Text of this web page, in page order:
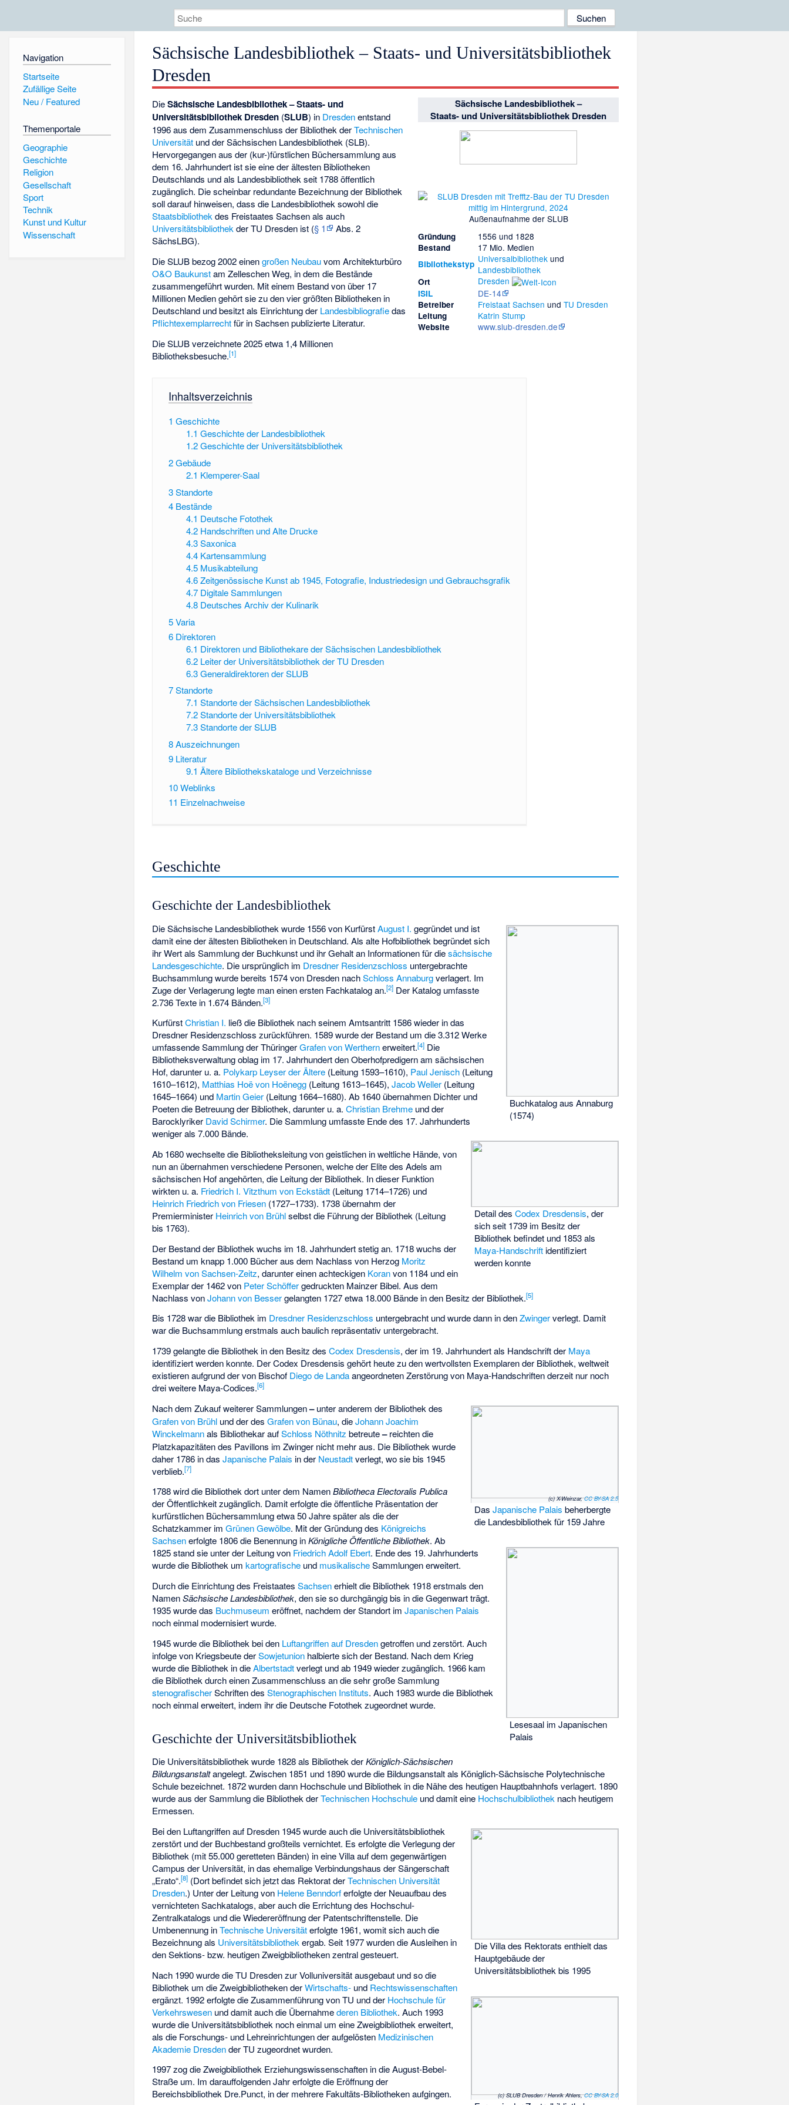
Navigation
Startseite
Zufällige Seite
Neu / Featured
Themenportale
Geographie
Geschichte
Religion
Gesellschaft
Sport
Technik
Kunst und Kultur
Wissenschaft
Sächsische Landesbibliothek – Staats- und Universitätsbibliothek
Dresden
Sächsische Landesbibliothek –
Staats- und Universitätsbibliothek Dresden
Außenaufnahme der SLUB
Gründung 1556 und 1828
Bestand 17 Mio. Medien
Bibliothekstyp Universalbibliothek und
Landesbibliothek
Ort Dresden
ISIL DE-14
Betreiber Freistaat Sachsen undTU Dresden
Leitung Katrin Stump
Website www.slub-dresden.de
DieSächsische Landesbibliothek – Staats- und
Universitätsbibliothek Dresden (SLUB) in Dresdenentstand
1996 aus dem Zusammenschluss der Bibliothek derTechnischen
Universität und der Sächsischen Landesbibliothek (SLB).
Hervorgegangen aus der (kur-)fürstlichen Büchersammlung aus
dem 16. Jahrhundert ist sie eine der ältesten Bibliotheken
Deutschlands und als Landesbibliothek seit 1788 öffentlich
zugänglich. Die scheinbar redundante Bezeichnung der Bibliothek
soll darauf hinweisen, dass die Landesbibliothek sowohl die
Staatsbibliothekdes Freistaates Sachsen als auch
Universitätsbibliothekder TU Dresden ist (§ 1
Abs. 2
SächsLBG).
Die SLUB bezog 2002 einengroßen Neubauvom Architekturbüro
O&O Baukunstam Zelleschen Weg, in dem die Bestände
zusammengeführt wurden. Mit einem Bestand von über 17
Millionen Medien gehört sie zu den vier größten Bibliotheken in
Deutschland und besitzt als Einrichtung der Landesbibliografiedas
Pflichtexemplarrechtfür in Sachsen publizierte Literatur.
Die SLUB verzeichnete 2025 etwa 1,4 Millionen
Bibliotheksbesuche.[1]
Inhaltsverzeichnis
1 Geschichte
1.1 Geschichte der Landesbibliothek
1.2 Geschichte der Universitätsbibliothek
2Gebäude
2.1 Klemperer-Saal
3Standorte
4 Bestände
4.1 Deutsche Fotothek
4.2 Handschriften und Alte Drucke
4.3 Saxonica
4.4 Kartensammlung
4.5 Musikabteilung
4.6 Zeitgenössische Kunst ab 1945, Fotografie, Industriedesign und Gebrauchsgrafik
4.7 Digitale Sammlungen
4.8 Deutsches Archiv der Kulinarik
5Varia
6 Direktoren
6.1 Direktoren und Bibliothekare der Sächsischen Landesbibliothek
6.2 Leiter der Universitätsbibliothek der TU Dresden
6.3 Generaldirektoren der SLUB
7Standorte
7.1 Standorte der Sächsischen Landesbibliothek
7.2 Standorte der Universitätsbibliothek
7.3 Standorte der SLUB
8Auszeichnungen
9 Literatur
9.1 Ältere Bibliothekskataloge und Verzeichnisse
10Weblinks
11 Einzelnachweise
Geschichte
Geschichte der Landesbibliothek
Buchkatalog aus Annaburg
(1574)
Die Sächsische Landesbibliothek wurde 1556 von KurfürstAugust I. gegründet und ist
damit eine der ältesten Bibliotheken in Deutschland. Als alte Hofbibliothek begründet sich
ihr Wert als Sammlung der Buchkunst und ihr Gehalt an Informationen für diesächsische
Landesgeschichte. Die ursprünglich im Dresdner Residenzschloss untergebrachte
Buchsammlung wurde bereits 1574 von Dresden nachSchloss Annaburgverlagert. Im
Zuge der Verlagerung legte man einen ersten Fachkatalog an.[2] Der Katalog umfasste
2.736 Texte in 1.674 Bänden.[3]
Detail desCodex Dresdensis, der
sich seit 1739 im Besitz der
Bibliothek befindet und 1853 als
Maya-Handschrift identifiziert
werden konnte
KurfürstChristian I. ließ die Bibliothek nach seinem Amtsantritt 1586 wieder in das
Dresdner Residenzschloss zurückführen. 1589 wurde der Bestand um die 3.312 Werke
umfassende Sammlung der ThüringerGrafen von Werthernerweitert.[4] Die
Bibliotheksverwaltung oblag im 17. Jahrhundert den Oberhofpredigern am sächsischen
Hof, darunter u. a. Polykarp Leyser der Ältere (Leitung 1593–1610), Paul Jenisch (Leitung
1610–1612), Matthias Hoë von Hoënegg (Leitung 1613–1645),Jacob Weller (Leitung
1645–1664) und Martin Geier (Leitung 1664–1680). Ab 1640 übernahmen Dichter und
Poeten die Betreuung der Bibliothek, darunter u. a.Christian Brehme und der
Barocklyriker David Schirmer. Die Sammlung umfasste Ende des 17. Jahrhunderts
weniger als 7.000 Bände.
Ab 1680 wechselte die Bibliotheksleitung von geistlichen in weltliche Hände, von
nun an übernahmen verschiedene Personen, welche der Elite des Adels am
sächsischen Hof angehörten, die Leitung der Bibliothek. In dieser Funktion
wirkten u. a. Friedrich I. Vitzthum von Eckstädt (Leitung 1714–1726) und
Heinrich Friedrich von Friesen (1727–1733). 1738 übernahm der
Premierminister Heinrich von Brühlselbst die Führung der Bibliothek (Leitung
bis 1763).
Der Bestand der Bibliothek wuchs im 18. Jahrhundert stetig an. 1718 wuchs der
Bestand um knapp 1.000 Bücher aus dem Nachlass von Herzog Moritz
Wilhelm von Sachsen-Zeitz, darunter einen achteckigen Koranvon 1184 und ein
Exemplar der 1462 von Peter Schöffergedruckten Mainzer Bibel. Aus dem
Nachlass vonJohann von Bessergelangten 1727 etwa 18.000 Bände in den Besitz der Bibliothek.[5]
Bis 1728 war die Bibliothek im Dresdner Residenzschloss untergebracht und wurde dann in denZwingerverlegt. Damit
war die Buchsammlung erstmals auch baulich repräsentativ untergebracht.
1739 gelangte die Bibliothek in den Besitz desCodex Dresdensis, der im 19. Jahrhundert als Handschrift der Maya
identifiziert werden konnte. Der Codex Dresdensis gehört heute zu den wertvollsten Exemplaren der Bibliothek, weltweit
existieren aufgrund der von Bischof Diego de Landaangeordneten Zerstörung von Maya-Handschriften derzeit nur noch
drei weitere Maya-Codices.[6]
(c) X-Weinzar,CC BY-SA 2.5
DasJapanische Palais beherbergte
die Landesbibliothek für 159 Jahre
Lesesaal im Japanischen
Palais
Nach dem Zukauf weiterer Sammlungen–unter anderem der Bibliothek des
Grafen von Brühl und der desGrafen von Bünau, dieJohann Joachim
Winckelmannals Bibliothekar aufSchloss Nöthnitz betreute–reichten die
Platzkapazitäten des Pavillons im Zwinger nicht mehr aus. Die Bibliothek wurde
daher 1786 in dasJapanische Palais in der Neustadtverlegt, wo sie bis 1945
verblieb.[7]
1788 wird die Bibliothek dort unter dem NamenBibliotheca Electoralis Publica
der Öffentlichkeit zugänglich. Damit erfolgte die öffentliche Präsentation der
kurfürstlichen Büchersammlung etwa 50 Jahre später als die der
Schatzkammer imGrünen Gewölbe. Mit der Gründung des Königreichs
Sachsenerfolgte 1806 die Benennung inKönigliche Öffentliche Bibliothek. Ab
1825 stand sie unter der Leitung von Friedrich Adolf Ebert. Ende des 19. Jahrhunderts
wurde die Bibliothek umkartografische und musikalischeSammlungen erweitert.
Durch die Einrichtung des FreistaatesSachsenerhielt die Bibliothek 1918 erstmals den
NamenSächsische Landesbibliothek, den sie so durchgängig bis in die Gegenwart trägt.
1935 wurde das Buchmuseum eröffnet, nachdem der Standort imJapanischen Palais
noch einmal modernisiert wurde.
1945 wurde die Bibliothek bei den Luftangriffen auf Dresdengetroffen und zerstört. Auch
infolge von Kriegsbeute derSowjetunion halbierte sich der Bestand. Nach dem Krieg
wurde die Bibliothek in dieAlbertstadtverlegt und ab 1949 wieder zugänglich. 1966 kam
die Bibliothek durch einen Zusammenschluss an die sehr große Sammlung
stenografischerSchriften desStenographischen Instituts. Auch 1983 wurde die Bibliothek
noch einmal erweitert, indem ihr die Deutsche Fotothek zugeordnet wurde.
Geschichte der Universitätsbibliothek
Die Universitätsbibliothek wurde 1828 als Bibliothek derKöniglich-Sächsischen
Bildungsanstaltangelegt. Zwischen 1851 und 1890 wurde die Bildungsanstalt als Königlich-Sächsische Polytechnische
Schule bezeichnet. 1872 wurden dann Hochschule und Bibliothek in die Nähe des heutigen Hauptbahnhofs verlagert. 1890
wurde aus der Sammlung die Bibliothek derTechnischen Hochschule und damit eine Hochschulbibliothek nach heutigem
Ermessen.
Die Villa des Rektorats enthielt das
Hauptgebäude der
Universitätsbibliothek bis 1995
Bei den Luftangriffen auf Dresden 1945 wurde auch die Universitätsbibliothek
zerstört und der Buchbestand großteils vernichtet. Es erfolgte die Verlegung der
Bibliothek (mit 55.000 geretteten Bänden) in eine Villa auf dem gegenwärtigen
Campus der Universität, in das ehemalige Verbindungshaus der Sängerschaft
„Erato“.[8] (Dort befindet sich jetzt das Rektorat derTechnischen Universität
Dresden.) Unter der Leitung von Helene Benndorferfolgte der Neuaufbau des
vernichteten Sachkatalogs, aber auch die Errichtung des Hochschul-
Zentralkatalogs und die Wiedereröffnung der Patentschriftenstelle. Die
Umbenennung inTechnische Universitäterfolgte 1961, womit sich auch die
Bezeichnung als Universitätsbibliothek ergab. Seit 1977 wurden die Ausleihen in
den Sektions- bzw. heutigen Zweigbibliotheken zentral gesteuert.
(c) SLUB Dresden / Henrik Ahlers,CC BY-SA 2.0
Nach 1990 wurde die TU Dresden zur Volluniversität ausgebaut und so die
Bibliothek um die Zweigbibliotheken derWirtschafts- und Rechtswissenschaften
ergänzt. 1992 erfolgte die Zusammenführung von TU und der Hochschule für
Verkehrswesen und damit auch die Übernahmederen Bibliothek. Auch 1993
wurde die Universitätsbibliothek noch einmal um eine Zweigbibliothek erweitert,
als die Forschungs- und Lehreinrichtungen der aufgelösten Medizinischen
Akademie Dresdender TU zugeordnet wurden.
1997 zog die Zweigbibliothek Erziehungswissenschaften in die August-Bebel-
Straße um. Im darauffolgenden Jahr erfolgte die Eröffnung der
Bereichsbibliothek Dre.Punct, in der mehrere Fakultäts-Bibliotheken aufgingen.